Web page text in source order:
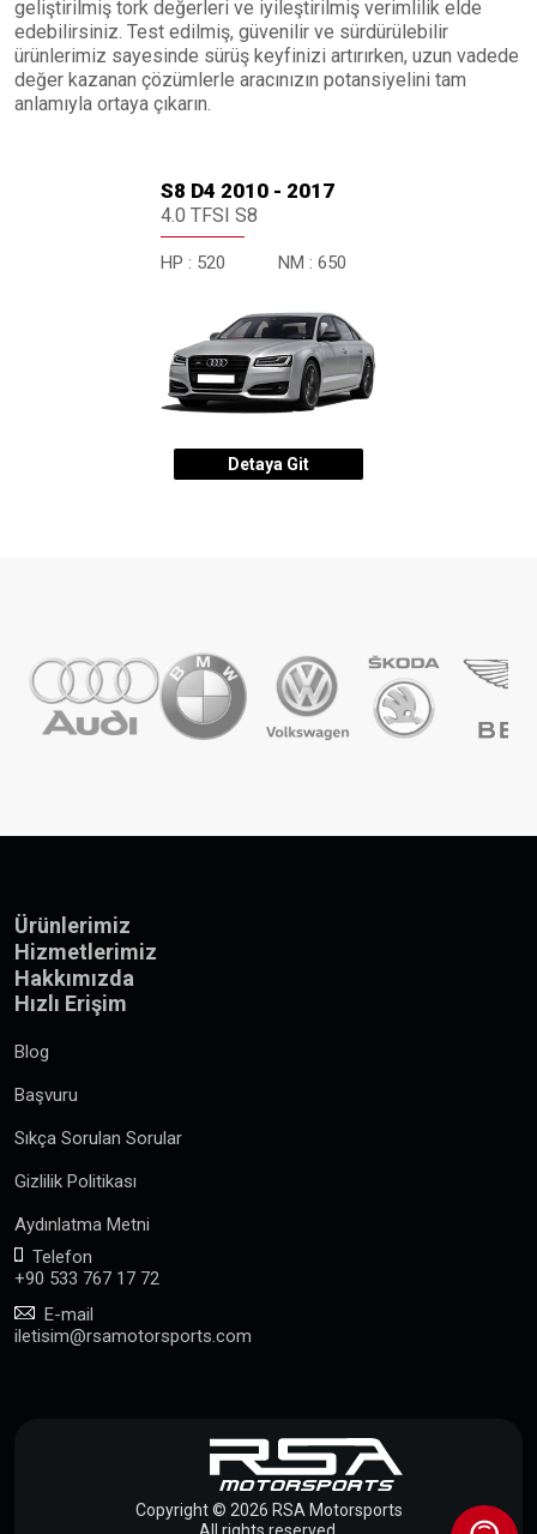
geliştirilmiş tork değerleri ve iyileştirilmiş verimlilik elde
edebilirsiniz. Test edilmiş, güvenilir ve sürdürülebilir
ürünlerimiz sayesinde sürüş keyfinizi artırırken, uzun vadede
değer kazanan çözümlerle aracınızın potansiyelini tam
anlamıyla ortaya çıkarın.
S8 D4 2010 - 2017
4.0 TFSI S8
HP : 520 NM : 650
Detaya Git
Ürünlerimiz
Hizmetlerimiz
Hakkımızda
Hızlı Erişim
Blog
Başvuru
Sıkça Sorulan Sorular
Gizlilik Politikası
Aydınlatma Metni
Telefon
+90 533 767 17 72
E-mail
iletisim@rsamotorsports.com
Copyright © 2026 RSA Motorsports
All rights reserved.